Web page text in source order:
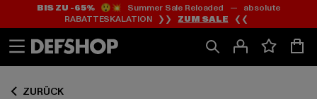
Zum
Inhalt
springen
Zum
Fußzeile
springen
BIS ZU -65%😲💥 Summer Sale Reloaded — absolute
RABATTESKALATION ❯❯ ZUM SALE ❮❮
ZURÜCK
Zum
Produktraster
springen